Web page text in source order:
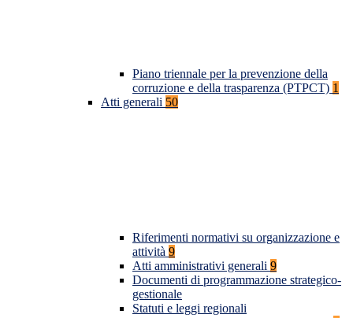
Piano triennale per la prevenzione della
corruzione e della trasparenza (PTPCT) 1
Atti generali 50
Riferimenti normativi su organizzazione e
attività 9
Atti amministrativi generali 9
Documenti di programmazione strategico-
gestionale
Statuti e leggi regionali